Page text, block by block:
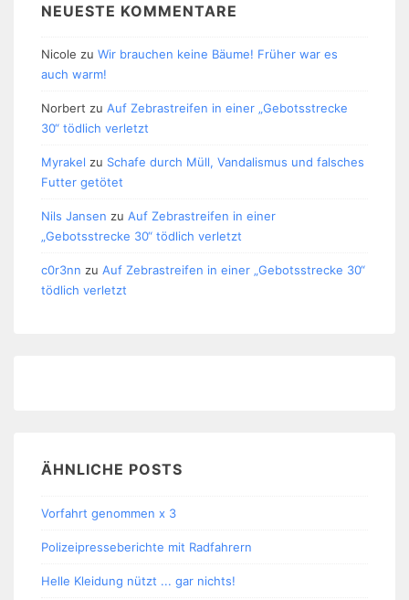
NEUESTE KOMMENTARE
Nicole zu Wir brauchen keine Bäume! Früher war es
auch warm!
Norbert zu Auf Zebrastreifen in einer „Gebotsstrecke
30“ tödlich verletzt
Myrakel zu Schafe durch Müll, Vandalismus und falsches
Futter getötet
Nils Jansen zu Auf Zebrastreifen in einer
„Gebotsstrecke 30“ tödlich verletzt
c0r3nn zu Auf Zebrastreifen in einer „Gebotsstrecke 30“
tödlich verletzt
ÄHNLICHE POSTS
Vorfahrt genommen x 3
Polizeipresseberichte mit Radfahrern
Helle Kleidung nützt ... gar nichts!